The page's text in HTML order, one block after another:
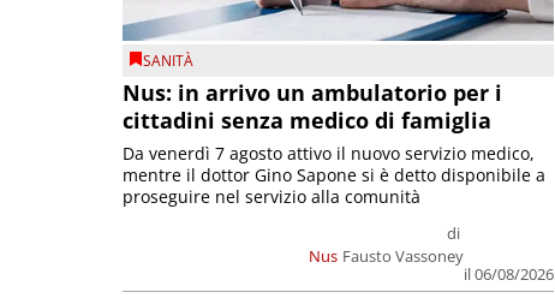
SANITÀ
Nus: in arrivo un ambulatorio per i
cittadini senza medico di famiglia
Nus
di
Fausto Vassoney
il 06/08/2026
Da venerdì 7 agosto attivo il nuovo servizio medico,
mentre il dottor Gino Sapone si è detto disponibile a
proseguire nel servizio alla comunità